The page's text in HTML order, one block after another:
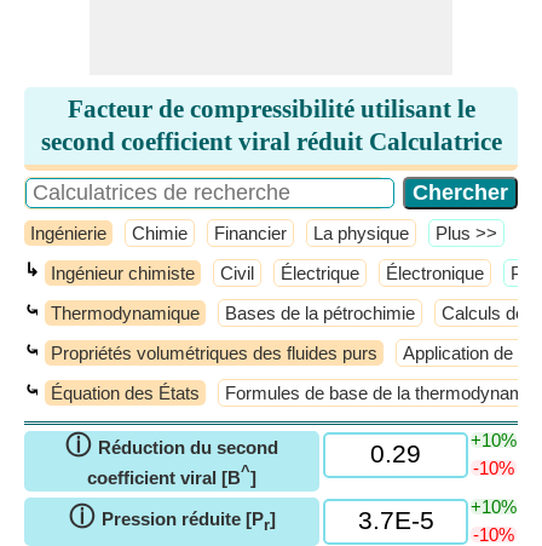
Facteur de compressibilité utilisant le
second coefficient viral réduit Calculatrice
Ingénierie Chimie Financier La physique ​Plus >>
↳ Ingénieur chimiste Civil Électrique Électronique
⤿ Thermodynamique Bases de la pétrochimie Calculs de
⤿ Propriétés volumétriques des fluides purs Application de la
⤿ Équation des États Formules de base de la
ⓘ Réduction du second
coefficient viral [B^]
+10%
-10%
ⓘ Pression réduite [Pr]
+10%
-10%